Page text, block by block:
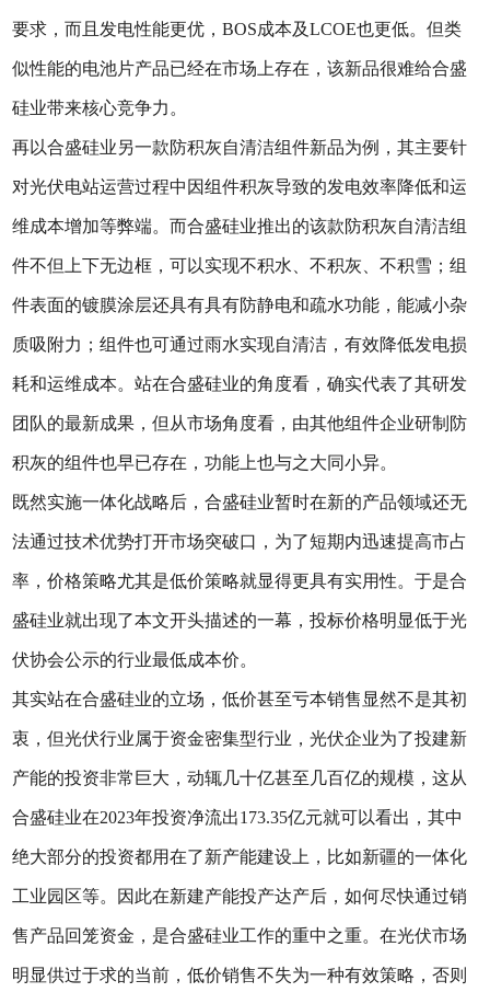
要求，而且发电性能更优，BOS成本及LCOE也更低。但类
似性能的电池片产品已经在市场上存在，该新品很难给合盛
硅业带来核心竞争力。
再以合盛硅业另一款防积灰自清洁组件新品为例，其主要针
对光伏电站运营过程中因组件积灰导致的发电效率降低和运
维成本增加等弊端。而合盛硅业推出的该款防积灰自清洁组
件不但上下无边框，可以实现不积水、不积灰、不积雪；组
件表面的镀膜涂层还具有具有防静电和疏水功能，能减小杂
质吸附力；组件也可通过雨水实现自清洁，有效降低发电损
耗和运维成本。站在合盛硅业的角度看，确实代表了其研发
团队的最新成果，但从市场角度看，由其他组件企业研制防
积灰的组件也早已存在，功能上也与之大同小异。
既然实施一体化战略后，合盛硅业暂时在新的产品领域还无
法通过技术优势打开市场突破口，为了短期内迅速提高市占
率，价格策略尤其是低价策略就显得更具有实用性。于是合
盛硅业就出现了本文开头描述的一幕，投标价格明显低于光
伏协会公示的行业最低成本价。
其实站在合盛硅业的立场，低价甚至亏本销售显然不是其初
衷，但光伏行业属于资金密集型行业，光伏企业为了投建新
产能的投资非常巨大，动辄几十亿甚至几百亿的规模，这从
合盛硅业在2023年投资净流出173.35亿元就可以看出，其中
绝大部分的投资都用在了新产能建设上，比如新疆的一体化
工业园区等。因此在新建产能投产达产后，如何尽快通过销
售产品回笼资金，是合盛硅业工作的重中之重。在光伏市场
明显供过于求的当前，低价销售不失为一种有效策略，否则